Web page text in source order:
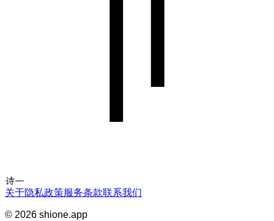
诗一
关于隐私政策服务条款联系我们
© 2026 shione.app